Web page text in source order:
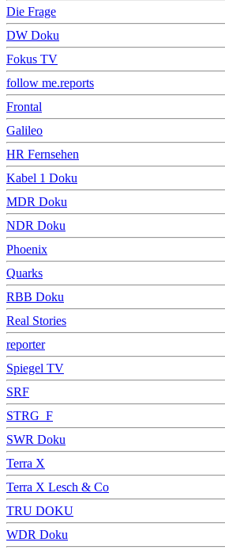
Die Frage
DW Doku
Fokus TV
follow me.reports
Frontal
Galileo
HR Fernsehen
Kabel 1 Doku
MDR Doku
NDR Doku
Phoenix
Quarks
RBB Doku
Real Stories
reporter
Spiegel TV
SRF
STRG_F
SWR Doku
Terra X
Terra X Lesch & Co
TRU DOKU
WDR Doku